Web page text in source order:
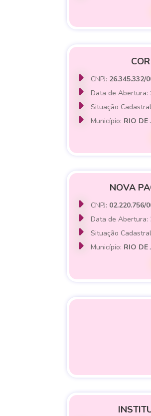
CNPJ: 26.345.332/
Data de Abertura:
Situação
Município: RIO DE
NOVA
CNPJ: 02.220.756/
Data de Abertura:
Situação
Município: RIO DE